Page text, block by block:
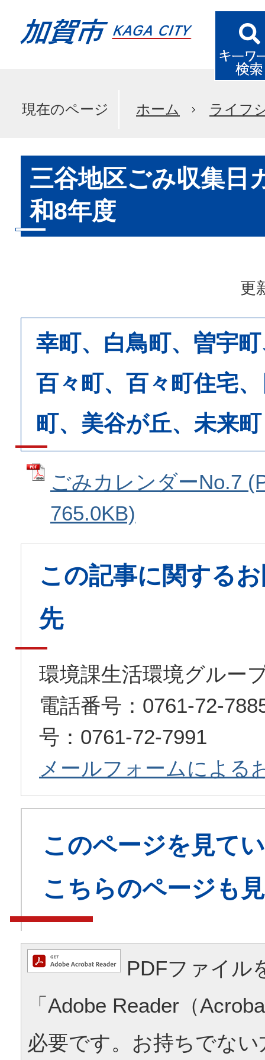
現在のページ ホーム ライフ
三谷地区ごみ収集日
和8年度
更
幸町、白鳥町、曽宇
百々町、百々町住宅
町、美谷が丘、未来町
ごみカレンダーNo.7
765.0KB)
この記事に関する
先
環境課生活環境グルー
電話番号：0761-72-
号：0761-72-7991
メールフォームによる
このページを見て
こちらのページも
PDFファイル
「Adobe Reader（
必要です。お持ちでな